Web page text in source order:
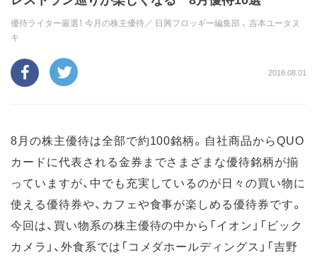
優待ライター厳選！ 今月の株主優待／ 日興フロッギー編集部 、 吉本ユータヌ
キ
2018.08.01
8月の株主優待は全部で約100銘柄。自社商品からQUO
カードに代表される金券までさまざまな優待銘柄が揃
っていますが、中でも充実しているのが日々の買い物に
使える優待券や、カフェや食事が楽しめる優待券です。
今回は、買い物系の株主優待の中から「イオン」「ビック
カメラ」、外食系では「コメダホールディングス」「吉野